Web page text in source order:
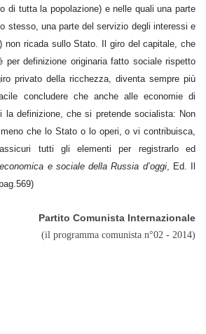
di tutta la popolazione) e nelle quali una parte
stesso, una parte del servizio degli interessi e
non ricada sullo Stato. Il giro del capitale, che
per definizione originaria fatto sociale rispetto
privato della ricchezza, diventa sempre più
concludere che anche alle economie di
la definizione, che si pretende socialista: Non
che lo Stato o lo operi, o vi contribuisca,
tutti gli elementi per registrarlo ed
e sociale della Russia d’oggi, Ed. Il
Partito Comunista Internazionale
(il programma comunista n°02 - 2014)